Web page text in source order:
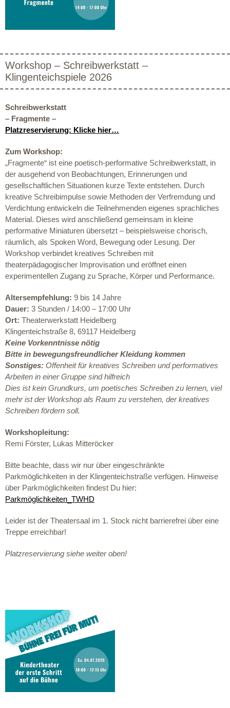
Workshop – Schreibwerkstatt –
Klingenteichspiele 2026
Schreibwerkstatt
– Fragmente –
Platzreservierung: Klicke hier…
Zum Workshop:
„Fragmente“ ist eine poetisch-performative Schreibwerkstatt, in
der ausgehend von Beobachtungen, Erinnerungen und
gesellschaftlichen Situationen kurze Texte entstehen. Durch
kreative Schreibimpulse sowie Methoden der Verfremdung und
Verdichtung entwickeln die Teilnehmenden eigenes sprachliches
Material. Dieses wird anschließend gemeinsam in kleine
performative Miniaturen übersetzt – beispielsweise chorisch,
räumlich, als Spoken Word, Bewegung oder Lesung. Der
Workshop verbindet kreatives Schreiben mit
theaterpädagogischer Improvisation und eröffnet einen
experimentellen Zugang zu Sprache, Körper und Performance.
Altersempfehlung: 9 bis 14 Jahre
Dauer: 3 Stunden / 14:00 – 17:00 Uhr
Ort: Theaterwerkstatt Heidelberg
Klingenteichstraße 8, 69117 Heidelberg
Keine Vorkenntnisse nötig
Bitte in bewegungsfreundlicher Kleidung kommen
Sonstiges: Offenheit für kreatives Schreiben und performatives
Arbeiten in einer Gruppe sind hilfreich
Dies ist kein Grundkurs, um poetisches Schreiben zu lernen, viel
mehr ist der Workshop als Raum zu verstehen, der kreatives
Schreiben fördern soll.
Workshopleitung:
Remi Förster, Lukas Mitteröcker
Bitte beachte, dass wir nur über eingeschränkte
Parkmöglichkeiten in der Klingenteichstraße verfügen. Hinweise
über Parkmöglichkeiten findest Du hier:
Parkmöglichkeiten_TWHD
Leider ist der Theatersaal im 1. Stock nicht barrierefrei über eine
Treppe erreichbar!
Platzreservierung siehe weiter oben!